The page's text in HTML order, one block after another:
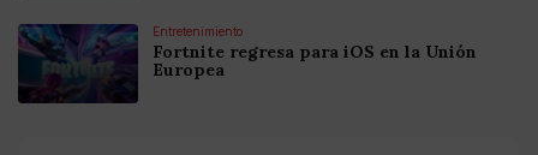
Entretenimiento
Fortnite regresa para iOS en la Unión
Europea